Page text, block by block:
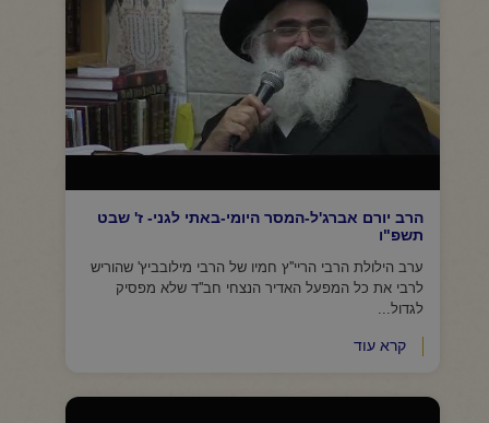
הרב יורם אברג'ל-המסר היומי-באתי לגני- ז' שבט
תשפ"ו
ערב הילולת הרבי הריי''ץ חמיו של הרבי מילובביץ' שהוריש
לרבי את כל המפעל האדיר הנצחי חב''ד שלא מפסיק
לגדול...
קרא עוד